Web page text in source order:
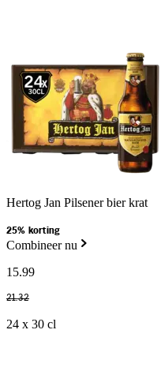
Hertog Jan Pilsener bier krat
25% korting
Combineer nu
15.99
21.32
24 x 30 cl